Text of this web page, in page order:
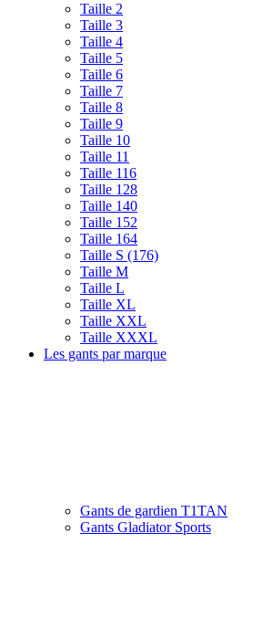
Taille 2
Taille 3
Taille 4
Taille 5
Taille 6
Taille 7
Taille 8
Taille 9
Taille 10
Taille 11
Taille 116
Taille 128
Taille 140
Taille 152
Taille 164
Taille S (176)
Taille M
Taille L
Taille XL
Taille XXL
Taille XXXL
Les gants par marque
Gants de gardien T1TAN
Gants Gladiator Sports